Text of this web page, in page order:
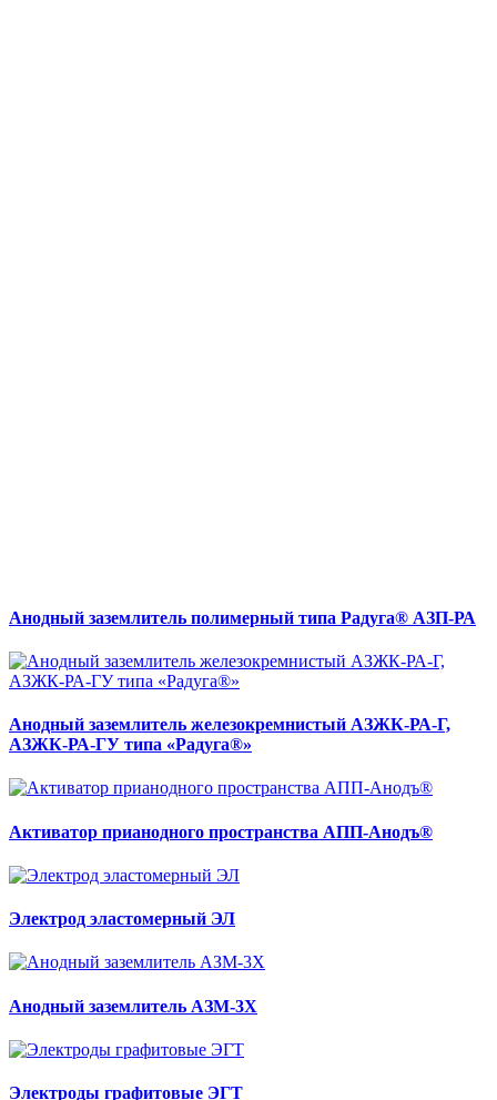
Анодный заземлитель полимерный типа Радуга® АЗП-РА
Анодный заземлитель железокремнистый АЗЖК-РА-Г,
АЗЖК-РА-ГУ типа «Радуга®»
Активатор прианодного пространства АПП-Анодъ®
Электрод эластомерный ЭЛ
Анодный заземлитель АЗМ-3Х
Электроды графитовые ЭГТ